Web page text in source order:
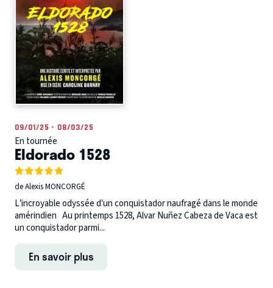
09/01/25 - 08/03/25
En tournée
Eldorado 1528
de Alexis MONCORGÉ
L’incroyable odyssée d’un conquistador naufragé dans le monde
amérindien Au printemps 1528, Alvar Nuñez Cabeza de Vaca est
un conquistador parmi...
En savoir plus